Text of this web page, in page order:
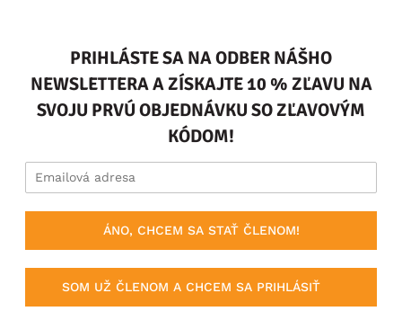
PRIHLÁSTE SA NA ODBER NÁŠHO
NEWSLETTERA A ZÍSKAJTE 10 % ZĽAVU NA
SVOJU PRVÚ OBJEDNÁVKU SO ZĽAVOVÝM
KÓDOM!
ÁNO, CHCEM SA STAŤ ČLENOM!
SOM UŽ ČLENOM A CHCEM SA PRIHLÁSIŤ